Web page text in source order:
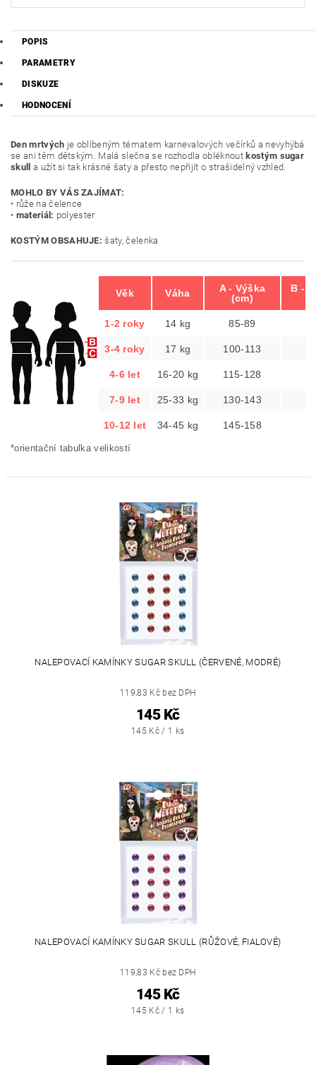
POPIS
PARAMETRY
DISKUZE
HODNOCENÍ
Den mrtvých je oblíbeným tématem karnevalových večírků a nevyhýbá
se ani těm dětským. Malá slečna se rozhodla obléknout kostým sugar
skull
a užít si tak krásné šaty a přesto nepřijít o strašidelný vzhled.
MOHLO BY VÁS ZAJÍMAT:
• růže na čelence
• materiál: polyester
KOSTÝM OBSAHUJE: šaty, čelenka
Věk Váha
A - Výška
(cm)
B -
1-2 roky 14 kg 85-89
3-4 roky 17 kg 100-113
4-6 let 16-20 kg 115-128
7-9 let 25-33 kg 130-143
10-12 let 34-45 kg 145-158
*orientační tabulka velikostí
NALEPOVACÍ KAMÍNKY SUGAR SKULL (ČERVENÉ, MODRÉ)
119,83 Kč bez DPH
145 Kč
145 Kč / 1 ks
NALEPOVACÍ KAMÍNKY SUGAR SKULL (RŮŽOVÉ, FIALOVÉ)
119,83 Kč bez DPH
145 Kč
145 Kč / 1 ks